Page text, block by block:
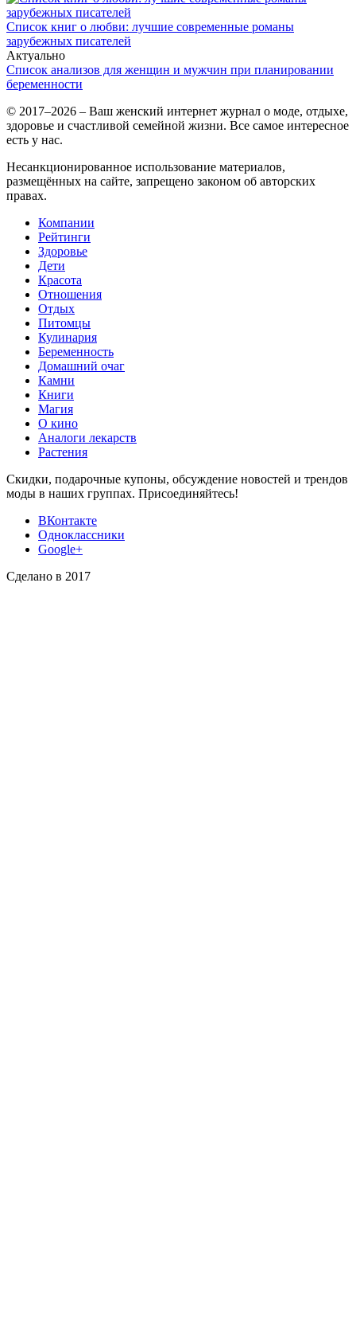
Список книг о любви: лучшие современные романы
зарубежных писателей
Актуально
Список анализов для женщин и мужчин при планировании
беременности
© 2017–2026 – Ваш женский интернет журнал о моде, отдыхе,
здоровье и счастливой семейной жизни. Все самое интересное
есть у нас.
Несанкционированное использование материалов,
размещённых на сайте, запрещено законом об авторских
правах.
Компании
Рейтинги
Здоровье
Дети
Красота
Отношения
Отдых
Питомцы
Кулинария
Беременность
Домашний очаг
Камни
Книги
Магия
О кино
Аналоги лекарств
Растения
Скидки, подарочные купоны, обсуждение новостей и трендов
моды в наших группах. Присоединяйтесь!
ВКонтакте
Одноклассники
Google+
Сделано в 2017